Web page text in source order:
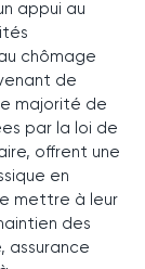
appui au
chômage
de
majorité de
par la loi de
offrent une
en
mettre à leur
des
assurance